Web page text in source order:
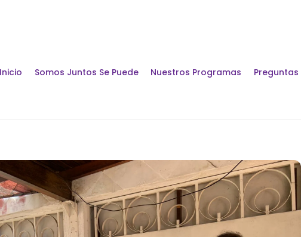
Inicio Somos Juntos Se Puede Nuestros Programas